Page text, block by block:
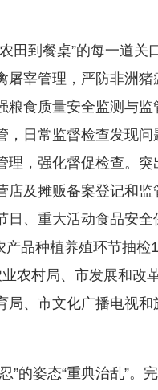
到餐桌”的每一道关
宰管理，严防非洲
食质量安全监测与
日常监督检查发现
，强化督促检查。
及摊贩备案登记和
、重大活动食品安
品种植养殖环节抽
农村局、市发展和改
、市文化广播电视
姿态“重典治乱”。